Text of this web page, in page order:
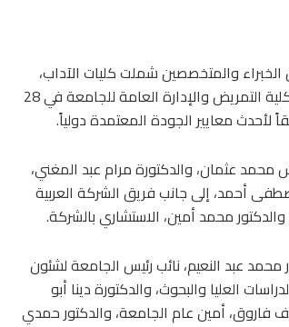
والمتخصصين شملت كليات الآداب،
والطب البيطري في 22 يوليو، وكلية الزراعة وكلية العلوم في 27 يوليو، وكلية التمريض والإدارة العامة للجامعة في 28
معايير الجودة المعتمدة دولياً.
عثمان، والدكتورة مرام عبد المغني،
أحمد، إلى جانب فريق الشركة العربية
محمد أمين، الاستشاري بالشركة.
عبد النعيم، نائب رئيس الجامعة لشئون
العليا والبحوث، والدكتورة دينا أبو
فاروق، أمين عام الجامعة، والدكتور حمدي